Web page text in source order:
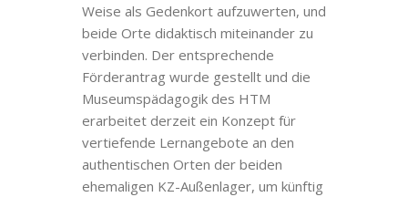
Weise als Gedenkort aufzuwerten, und
beide Orte didaktisch miteinander zu
verbinden. Der entsprechende
Förderantrag wurde gestellt und die
Museumspädagogik des HTM
erarbeitet derzeit ein Konzept für
vertiefende Lernangebote an den
authentischen Orten der beiden
ehemaligen KZ-Außenlager, um künftig